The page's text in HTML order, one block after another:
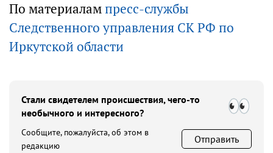
По материалампресс-службы
Следственного управления СК РФ по
Иркутской области
Стали свидетелем происшествия, чего-то
необычного и интересного?
Сообщите, пожалуйста, об этом в
редакцию
Отправить